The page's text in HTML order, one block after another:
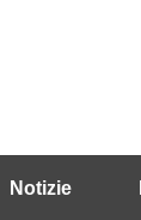
Notizie